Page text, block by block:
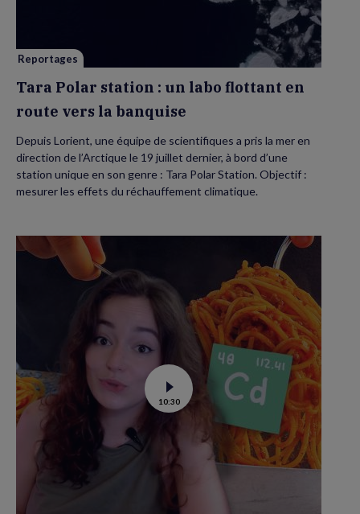
la
Reportages
Tara Polar station : un labo flottant en
route vers la banquise
Depuis Lorient, une équipe de scientifiques a pris la mer en
direction de l’Arctique le 19 juillet dernier, à bord d’une
station unique en son genre : Tara Polar Station. Objectif :
mesurer les effets du réchauffement climatique.
Voir
la
vidéo
Contamination
au
cadmium :
ce
savoir
10:30